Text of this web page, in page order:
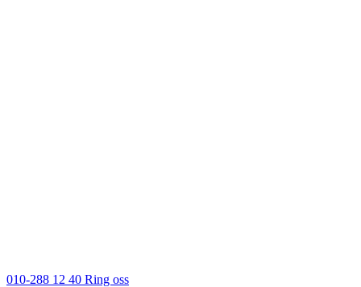
010-288 12 40 Ring oss